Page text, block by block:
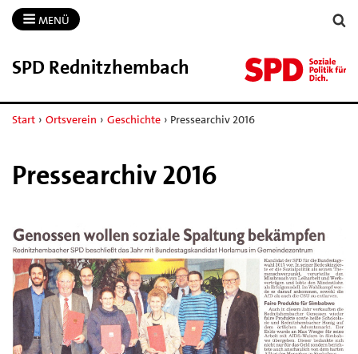
MENÜ
SPD Rednitzhembach
Start › Ortsverein › Geschichte › Pressearchiv 2016
Pressearchiv 2016